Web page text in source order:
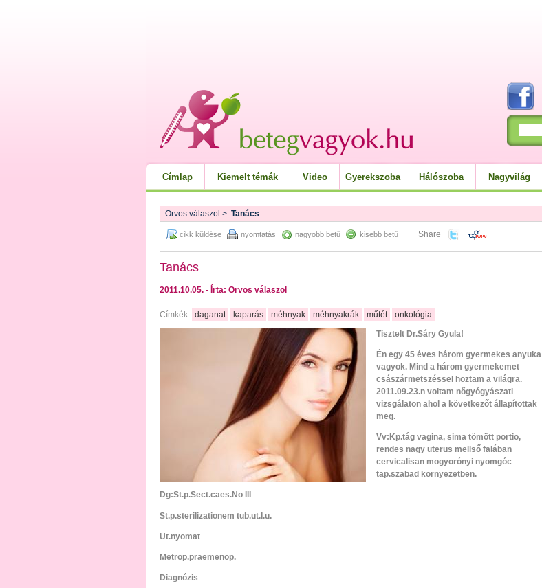
Címlap Kiemelt témák Video Gyerekszoba Hálószoba Nagyvilág
Orvos válaszol > Tanács
Share
cikk küldése nyomtatás nagyobb betű kisebb betű
Tanács
2011.10.05. - Írta: Orvos válaszol
Címkék: daganat kaparás méhnyak méhnyakrák műtét
onkológia
Tisztelt Dr.Sáry Gyula!
Én egy 45 éves három gyermekes anyuka
vagyok. Mind a három gyermekemet
császármetszéssel hoztam a világra.
2011.09.23.n voltam nőgyógyászati
vizsgálaton ahol a következőt állapítottak
meg.
Vv:Kp.tág vagina, sima tömött portio,
rendes nagy uterus mellső falában
cervicalisan mogyorónyi nyomgóc
tap.szabad környezetben.
Dg:St.p.Sect.caes.No III
St.p.sterilizationem tub.ut.I.u.
Ut.nyomat
Metrop.praemenop.
Diagnózis